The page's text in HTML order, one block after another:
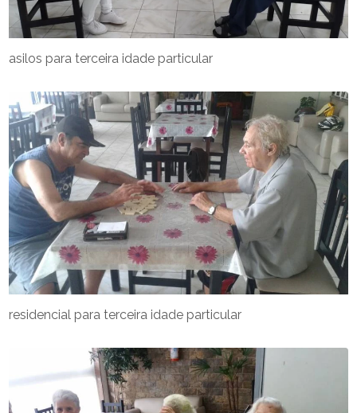
asilos para terceira idade particular
residencial para terceira idade particular